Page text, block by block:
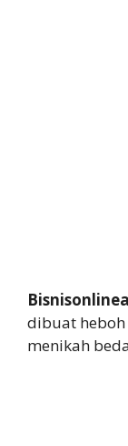
dibuat heboh
menikah